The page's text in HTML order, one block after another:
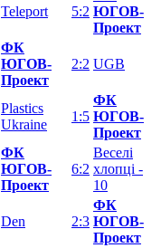
Teleport 5:2 ЮГОВ-
Проект
ФК
ЮГОВ-
Проект
2:2 UGB
Plastics
Ukraine
1:5
ФК
ЮГОВ-
Проект
ФК
ЮГОВ-
Проект
6:2
Веселі
хлопці -
10
Den 2:3
ФК
ЮГОВ-
Проект